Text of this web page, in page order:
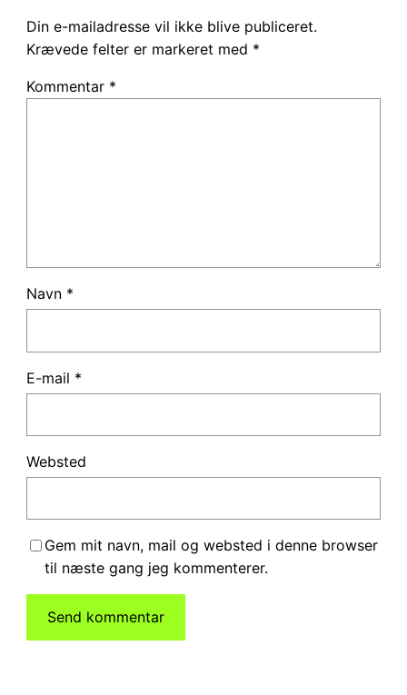
Din e-mailadresse vil ikke blive publiceret.
Krævede felter er markeret med *
Kommentar *
Navn *
E-mail *
Websted
Gem mit navn, mail og websted i denne browser
til næste gang jeg kommenterer.